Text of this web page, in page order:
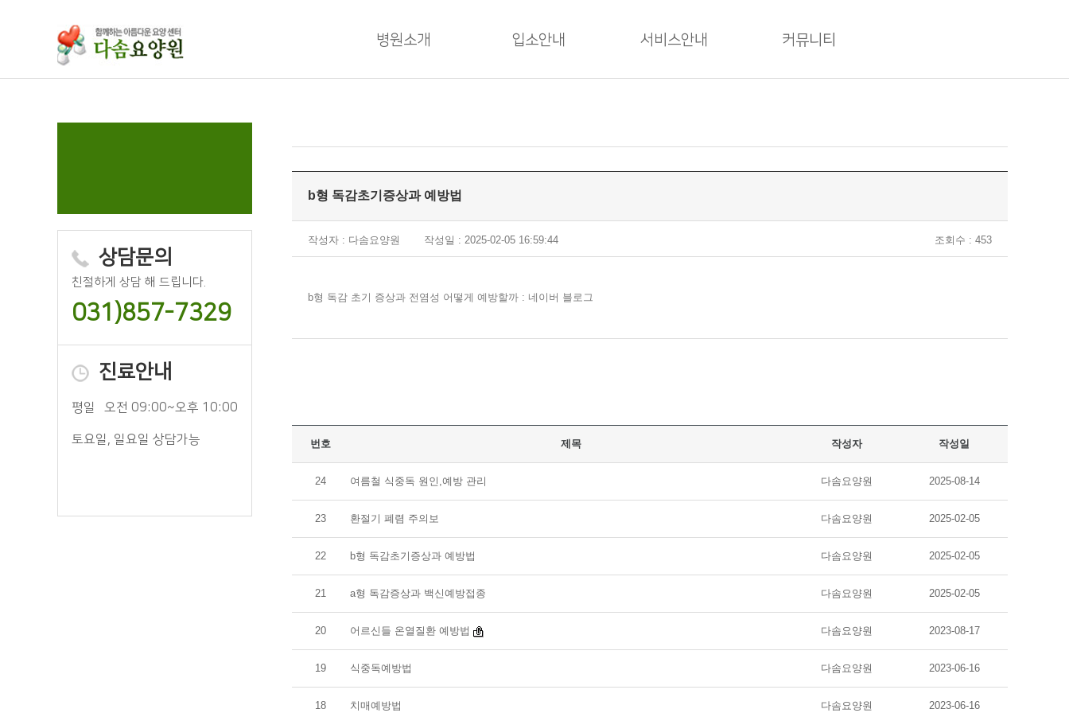
병원소개 입소안내 서비스안내 커뮤니티
상담문의
친절하게 상담 해 드립니다.
031)857-7329
진료안내
평일 오전 09:00~오후 10:00
토요일, 일요일 상담가능
b형 독감초기증상과 예방법
작성자 : 다솜요양원 작성일 : 2025-02-05 16:59:44 조회수 : 453
b형 독감 초기 증상과 전염성 어떻게 예방할까 : 네이버 블로그
번호 제목 작성자 작성일
24 여름철 식중독 원인,예방 관리 다솜요양원 2025-08-14
23 환절기 폐렴 주의보 다솜요양원 2025-02-05
22 b형 독감초기증상과 예방법 다솜요양원 2025-02-05
21 a형 독감증상과 백신예방접종 다솜요양원 2025-02-05
20 어르신들 온열질환 예방법 다솜요양원 2023-08-17
19 식중독예방법 다솜요양원 2023-06-16
18 치매예방법 다솜요양원 2023-06-16